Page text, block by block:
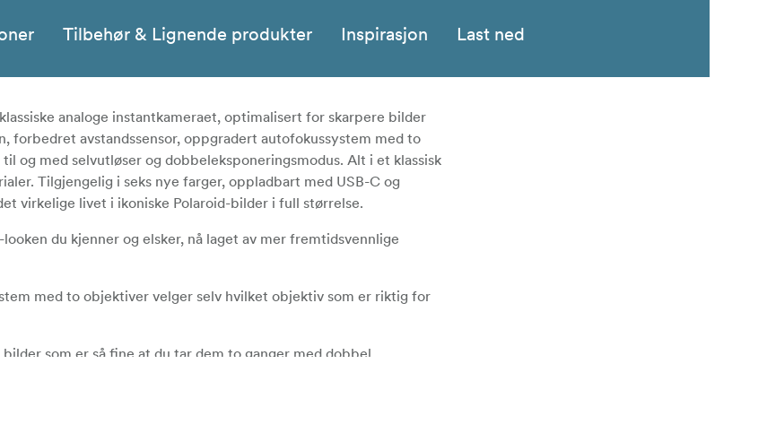
Tilbehør & Lignende produkter Inspirasjon Last ned
analoge instantkameraet, optimalisert for skarpere bilder
forbedret avstandssensor, oppgradert autofokussystem med to
og med selvutløser og dobbeleksponeringsmodus. Alt i et klassisk
Tilgjengelig i seks nye farger, oppladbart med USB-C og
virkelige livet i ikoniske Polaroid-bilder i full størrelse.
du kjenner og elsker, nå laget av mer fremtidsvennlige
med to objektiver velger selv hvilket objektiv som er riktig for
som er så fine at du tar dem to ganger med dobbel